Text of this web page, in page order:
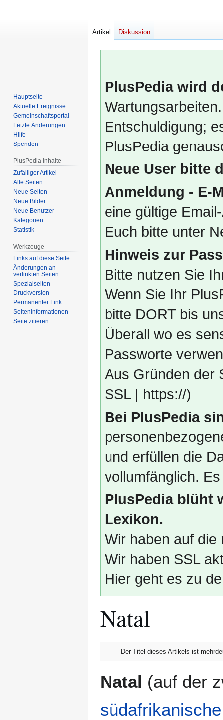
PlusPedia wird
Entschuldigung;
PlusPedia
Neue User bitte
Anmeldung - E-
eine gültige
Euch bitte unter
Hinweis zur
Bitte nutzen Sie
Wenn Sie Ihr
bitte DORT bis
Überall wo es
Passworte
Aus Gründen der
SSL | https://)
Bei PlusPedia
und erfüllen die
vollumfänglich.
PlusPedia blüht
Lexikon.
Wir haben auf die
Wir haben SSL
Hier geht es zu
Natal
Der Titel dieses Artikels ist
Natal (auf der
südafrikanische
Artikel Diskussion
Hauptseite
Aktuelle Ereignisse
Gemeinschafts­portal
Letzte Änderungen
Hilfe
Spenden
PlusPedia Inhalte
Zufälliger Artikel
Alle Seiten
Neue Seiten
Neue Bilder
Neue Benutzer
Kategorien
Statistik
Werkzeuge
Links auf diese Seite
Änderungen an
verlinkten Seiten
Spezialseiten
Druckversion
Permanenter Link
Seiten­­informationen
Seite zitieren